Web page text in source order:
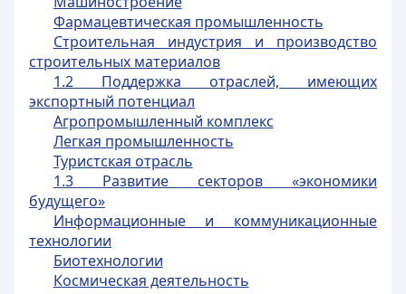
Фармацевтическая промышленность
Строительная индустрия и производство
строительных материалов
1.2 Поддержка отраслей, имеющих
экспортный потенциал
Агропромышленный комплекс
Легкая промышленность
Туристская отрасль
1.3 Развитие секторов «экономики
будущего»
Информационные и коммуникационные
технологии
Биотехнологии
Космическая деятельность